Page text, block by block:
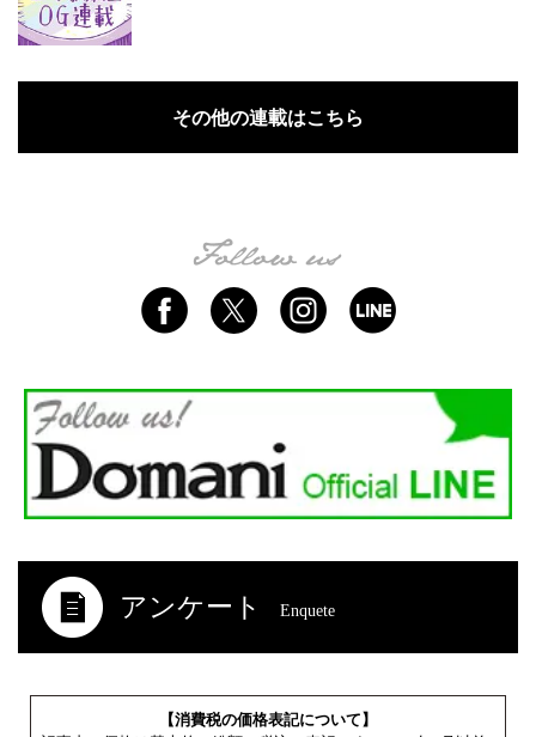
その他の連載はこちら
アンケート Enquete
【消費税の価格表記について】